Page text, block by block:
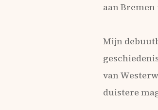
aan
Mijn
van
duistere